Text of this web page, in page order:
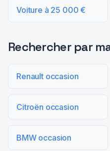
Voiture à 25 000 €
Rechercher par
Renault occasion
Citroën occasion
BMW occasion